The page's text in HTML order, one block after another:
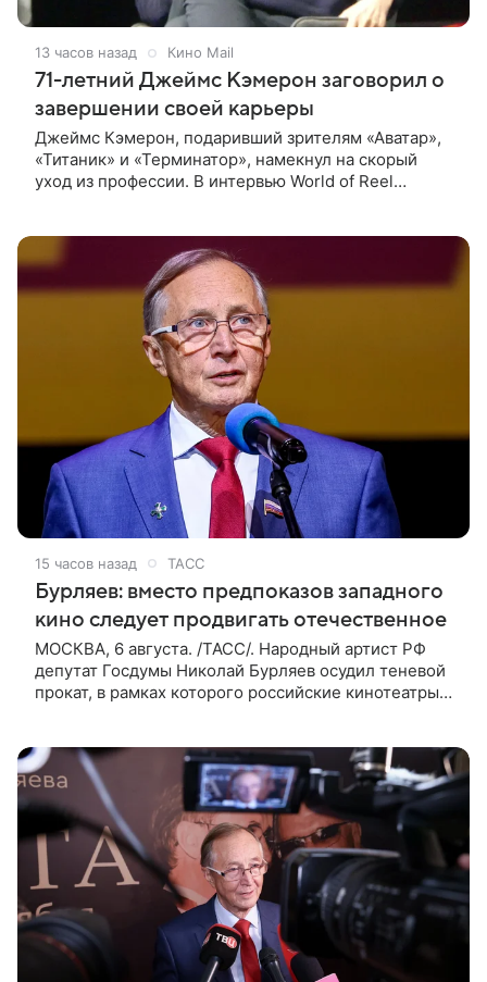
13 часов назад Кино Mail
71-летний Джеймс Кэмерон заговорил о
завершении своей карьеры
Джеймс Кэмерон, подаривший зрителям «Аватар»,
«Титаник» и «Терминатор», намекнул на скорый
уход из профессии. В интервью World of Reel
15 часов назад ТАСС
Бурляев: вместо предпоказов западного
кино следует продвигать отечественное
МОСКВА, 6 августа. /ТАСС/. Народный артист РФ
депутат Госдумы Николай Бурляев осудил теневой
прокат, в рамках которого российские кинотеатры